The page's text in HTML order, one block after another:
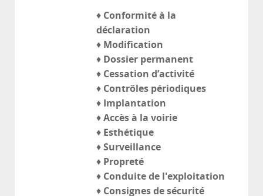
♦ Conformité à la
déclaration
♦ Modification
♦ Dossier permanent
♦ Cessation d’activité
♦ Contrôles périodiques
♦ Implantation
♦ Accès à la voirie
♦ Esthétique
♦ Surveillance
♦ Propreté
♦ Conduite de l'exploitation
♦ Consignes de sécurité